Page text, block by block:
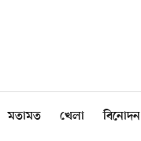
মতামত খেলা বিনোদন